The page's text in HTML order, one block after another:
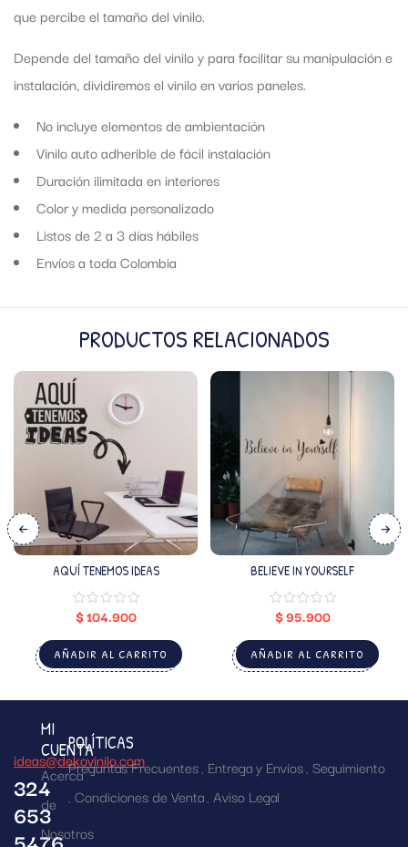
que percibe el tamaño del vinilo.
Depende del tamaño del vinilo y para facilitar su manipulación e
instalación, dividiremos el vinilo en varios paneles.
No incluye elementos de ambientación
Vinilo auto adherible de fácil instalación
Duración ilimitada en interiores
Color y medida personalizado
Listos de 2 a 3 días hábiles
Envíos a toda Colombia
PRODUCTOS RELACIONADOS
AQUÍ TENEMOS IDEAS
$104.900
AÑADIR AL CARRITO
BELIEVE IN YOURSELF
$95.900
AÑADIR AL CARRITO
ideas@dekovinilo.com
324
653
MI
CUENTA
Acerca
de
Nosotros
POLÍTICAS
Preguntas Frecuentes Entrega y Envíos Seguimiento
Condiciones de Venta Aviso Legal